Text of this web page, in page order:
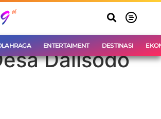
ENTERTAIMENT DESTINASI
Dalisodo